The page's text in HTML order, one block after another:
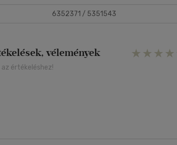
6352371 / 5351543
vélemények
az értékeléshez!